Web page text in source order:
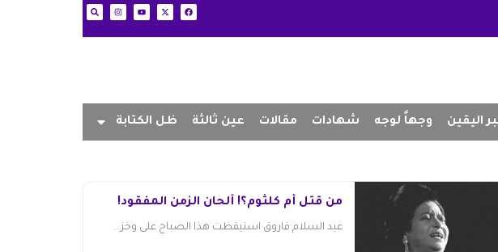
اليقين وجهاً لوجه شهادات مقالات عين ثالثة ظل الكتابة
من قتل أم كلثوم؟! ألحان الزمن المفقود!
عبد السلام فاروق استيقظت هذا الصباح على وخز...